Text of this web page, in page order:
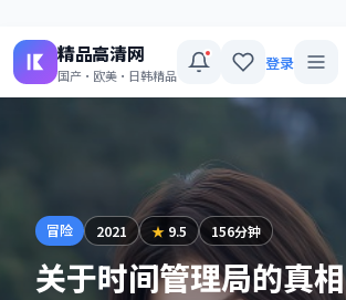
精品高清网
国产·欧美·日韩精品
登录
冒险 2021 ★ 9.5 156分钟
关于时间管理局的真相